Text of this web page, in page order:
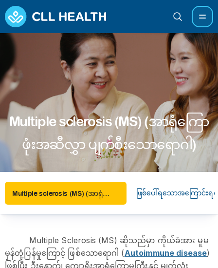
Multiple sclerosis (MS) (အာရုံကြော
ဖုံးအဆီလွှာ ပျက်စီးသောရောဂါ)
Multiple sclerosis (MS) (အာရုံကြောဖုံးအဆီလွှာ ပျက်စီးသောရောဂါ) ဖြစ်ပေါ်ရသောအကြောင်းရင်း
Multiple Sclerosis (MS) ဆိုသည်မှာ ကိုယ်ခံအား မူမ
မှန်တုံ့ပြန်မှုကြောင့် ဖြစ်သောရောဂါ (Autoimmune disease)
ဖြစ်ပြီး ဦးနှောက်၊ ကျောရိုးအာရုံကြောမကြီးနှင့် မျက်လုံး